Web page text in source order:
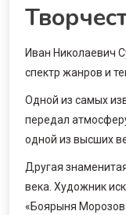
Иван Николаевич
спектр жанров и
Одной из самых
передал
одной из высших
Другая
века. Художник
«Боярыня